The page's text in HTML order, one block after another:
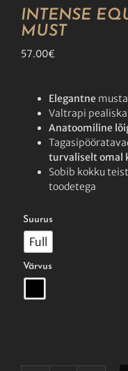
INTENSE
MUST
57.00€
Elegantne
Valtrapi
Anatoomiline
turvaliselt omal
Sobib kokku
toodetega
Suurus
Full
Värvus